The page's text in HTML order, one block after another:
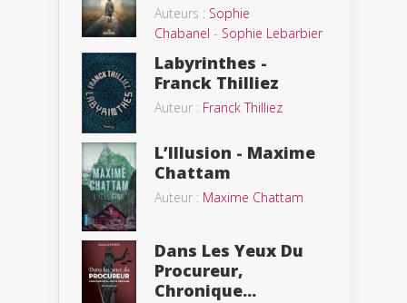
Auteurs : Sophie
Chabanel - Sophie Lebarbier
Labyrinthes -
Franck Thilliez
Auteur : Franck Thilliez
L’Illusion - Maxime
Chattam
Auteur : Maxime Chattam
Dans Les Yeux Du
Procureur,
Chronique...